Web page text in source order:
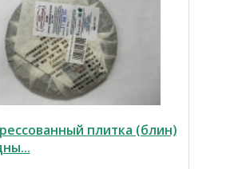
плитка (блин)